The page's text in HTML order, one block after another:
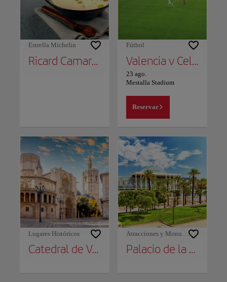
Estrella Michelin
Ricard Camarena
Fútbol
Valencia v Celta Vigo
23 ago.
Mestalla Stadium
Reservar
Lugares Históricos
Catedral de Valencia Palacio de la Música